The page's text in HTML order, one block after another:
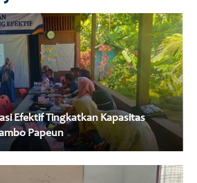
Efektif Tingkatkan Kapasitas
Papeun